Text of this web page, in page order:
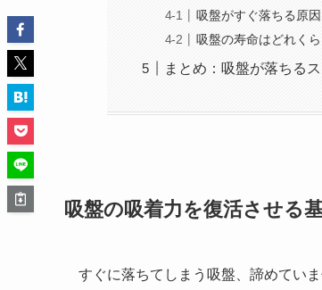
吸盤がすぐ落ちる原因
吸盤の寿命はどれくら
まとめ：吸盤が落ちる
吸盤の吸着力を復活させる
すぐに落ちてしまう吸盤、諦めていま